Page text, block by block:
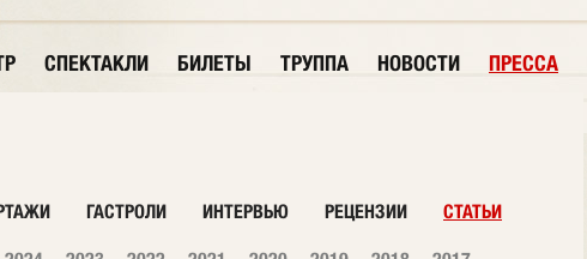
СПЕКТАКЛИ БИЛЕТЫ ТРУППА НОВОСТИ ПРЕССА
ГАСТРОЛИ ИНТЕРВЬЮ РЕЦЕНЗИИ СТАТЬИ